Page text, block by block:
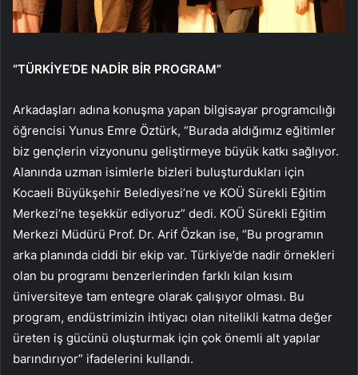
“TÜRKİYE’DE NADİR BİR PROGRAM”
Arkadaşları adına konuşma yapan bilgisayar programcılığı
öğrencisi Yunus Emre Öztürk, “Burada aldığımız eğitimler
biz gençlerin vizyonunu geliştirmeye büyük katkı sağlıyor.
Alanında uzman isimlerle bizleri buluşturdukları için
Kocaeli Büyükşehir Belediyesi’ne ve KOÜ Sürekli Eğitim
Merkezi’ne teşekkür ediyoruz” dedi. KOÜ Sürekli Eğitim
Merkezi Müdürü Prof. Dr. Arif Özkan ise, “Bu programın
arka planında ciddi bir ekip var. Türkiye’de nadir örnekleri
olan bu programı benzerlerinden farklı kılan kısım
üniversiteye tam entegre olarak çalışıyor olması. Bu
program, endüstrimizin ihtiyacı olan nitelikli katma değer
üreten iş gücünü oluşturmak için çok önemli alt yapılar
barındırıyor” ifadelerini kullandı.